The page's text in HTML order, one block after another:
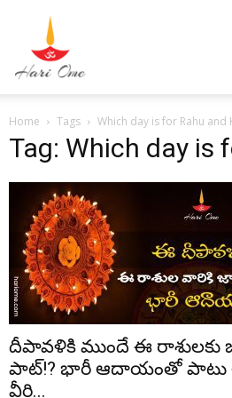
Home Tags Which day is for Rahu and
Tag: Which day is
దీపావళికి ముందే ఈ రాశులకు
పాట్!? భారీ ఆదాయంతో పాటు
వీరి...